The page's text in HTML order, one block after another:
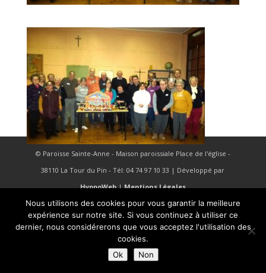
© Paroisse Sainte-Anne - Maison paroissiale Place de l'église -
38110 La Tour du Pin - Tél: 04 74 97 10 33 | Développé par
HyppoWeb|Mentions Légales
Nous utilisons des cookies pour vous garantir la meilleure
expérience sur notre site. Si vous continuez à utiliser ce
dernier, nous considérerons que vous acceptez l'utilisation des
cookies.
Ok
Non